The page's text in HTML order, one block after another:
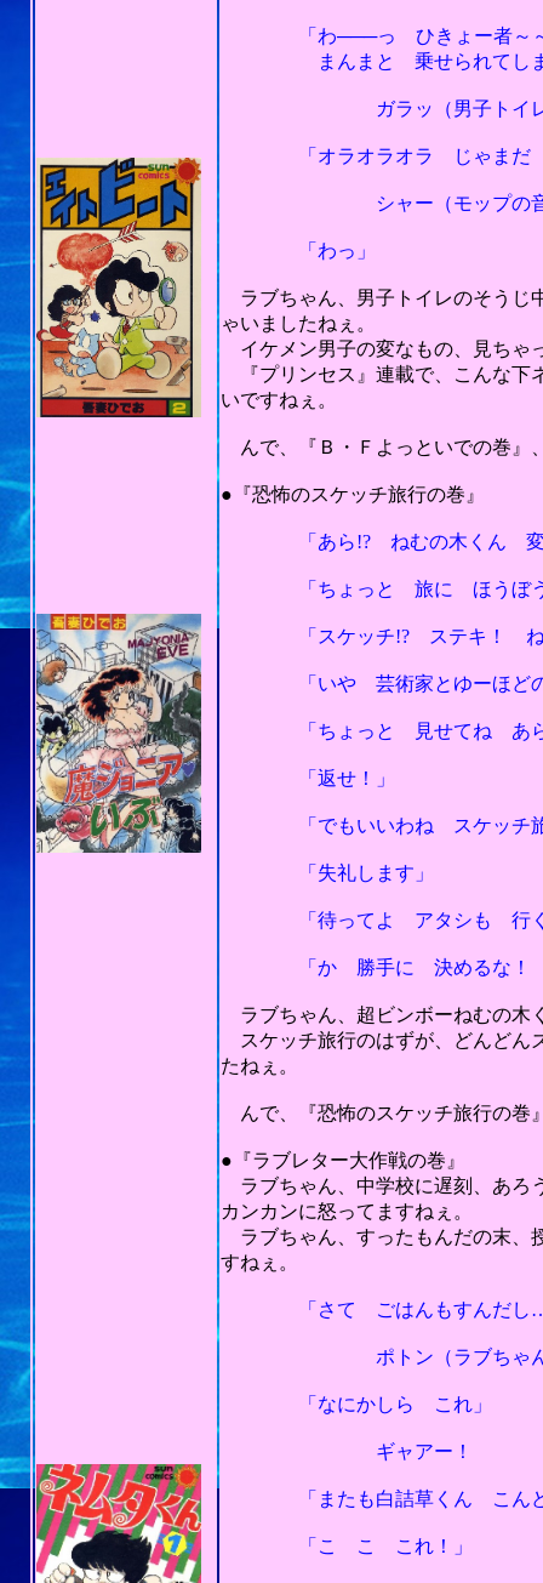
「わ───っ ひきょー者～
まんまと 乗せられてしまっ
ガラッ（男子トイレの
「オラオラオラ じゃまだ
シャー（モップの音
「わっ」
ラブちゃん、男子トイレのそうじ
ゃいましたねぇ。
イケメン男子の変なもの、見ちゃ
『プリンセス』連載で、こんな下
いですねぇ。
んで、『Ｂ・Ｆよっといでの巻』
●『恐怖のスケッチ旅行の巻』
「あら!? ねむの木くん 変な
「ちょっと 旅に ほうぼう
「スケッチ!? ステキ！ ねむ
「いや 芸術家とゆーほどの
「ちょっと 見せてね あら
「返せ！」
「でもいいわね スケッチ旅
「失礼します」
「待ってよ アタシも 行く
「か 勝手に 決めるな！ 芸
ラブちゃん、超ビンボーねむの木
スケッチ旅行のはずが、どんどん
たねぇ。
んで、『恐怖のスケッチ旅行の巻
●『ラブレター大作戦の巻』
ラブちゃん、中学校に遅刻、あろ
カンカンに怒ってますねぇ。
ラブちゃん、すったもんだの末、
すねぇ。
「さて ごはんもすんだし
ポトン（ラブちゃんの机
「なにかしら これ」
ギャアー！
「またも白詰草くん こんど
「こ こ これ！」